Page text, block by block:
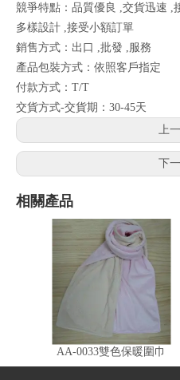
競爭特點：品質優良 ,交貨迅速 ,
多樣設計 ,接受小額訂單
銷售方式：出口 ,批發 ,服務
產品包裝方式：依照客戶指定
付款方式：T/T
交貨方式-交貨期：30-45天
上
下
相關產品
AA-0033雙色保暖圍巾